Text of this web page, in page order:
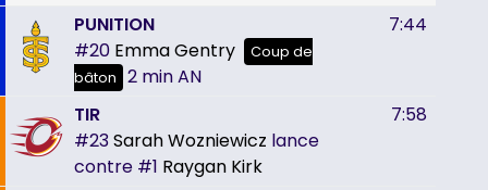
PUNITION
#20 Emma Gentry
Coup de
bâton
2 minAN
7:44
TIR
#23Sarah Wozniewicz lance
contre #1 Raygan Kirk
7:58